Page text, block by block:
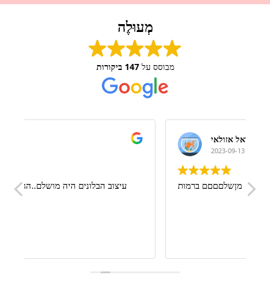
מְעוּלֶה
מבוסס על147 ביקורות
מןשלםםםם ברמות